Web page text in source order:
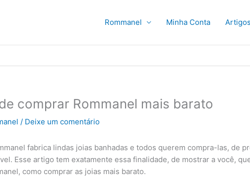
Rommanel Minha Conta Artigos
comprar Rommanel mais barato
/ Deixe um comentário
fabrica lindas joias banhadas e todos querem compra-las, de
Esse artigo tem exatamente essa finalidade, de mostrar a você,
como comprar as joias mais barato.